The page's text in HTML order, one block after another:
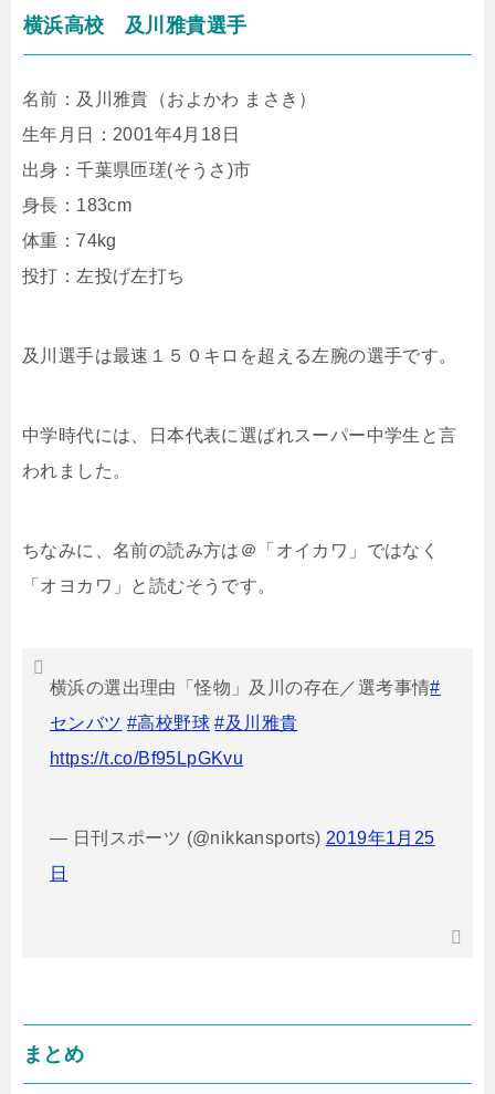
横浜高校 及川雅貴選手
名前：及川雅貴（およかわ まさき）
生年月日：2001年4月18日
出身：千葉県匝瑳(そうさ)市
身長：183cm
体重：74kg
投打：左投げ左打ち
及川選手は最速１５０キロを超える左腕の選手です。
中学時代には、日本代表に選ばれスーパー中学生と言
われました。
ちなみに、名前の読み方は＠「オイカワ」ではなく
「オヨカワ」と読むそうです。
横浜の選出理由「怪物」及川の存在／選考事情#
センバツ #高校野球 #及川雅貴
https://t.co/Bf95LpGKvu
— 日刊スポーツ (@nikkansports) 2019年1月25
日
まとめ